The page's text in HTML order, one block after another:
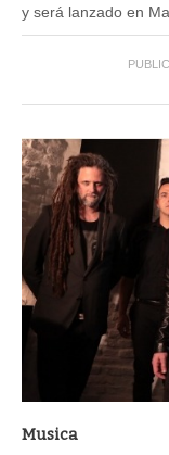
y será lanzado en
Musica